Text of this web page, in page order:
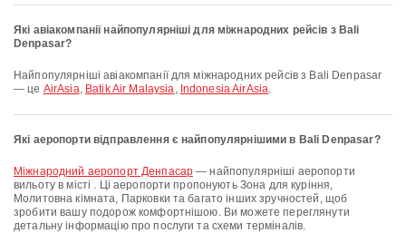
Які авіакомпанії найпопулярніші для міжнародних рейсів з Bali
Denpasar?
Найпопулярніші авіакомпанії для міжнародних рейсів з Bali Denpasar
— це AirAsia, Batik Air Malaysia, Indonesia AirAsia.
Які аеропорти відправлення є найпопулярнішими в Bali Denpasar?
Міжнародний аеропорт Денпасар — найпопулярніші аеропорти
вильоту в місті . Ці аеропорти пропонують Зона для куріння,
Молитовна кімната, Парковки та багато інших зручностей, щоб
зробити вашу подорож комфортнішою. Ви можете переглянути
детальну інформацію про послуги та схеми терміналів.